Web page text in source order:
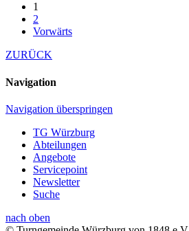
1
2
Vorwärts
ZURÜCK
Navigation
Navigation überspringen
TG Würzburg
Abteilungen
Angebote
Servicepoint
Newsletter
Suche
nach oben